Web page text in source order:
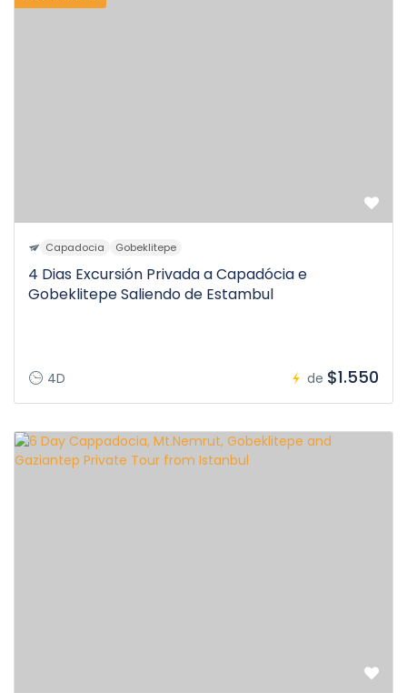
Capadocia Gobeklitepe
4 Dias Excursión Privada a Capadócia e
Gobeklitepe Saliendo de Estambul
4D de $1.550